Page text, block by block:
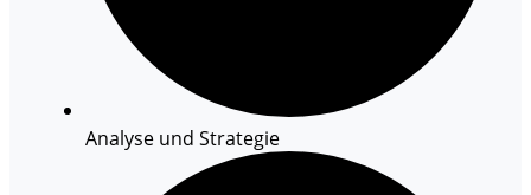
Analyse und Strategie